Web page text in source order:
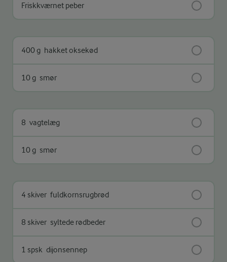
Friskkværnet peber
400 g hakket oksekød
10 g smør
8 vagtelæg
10 g smør
4 skiver fuldkornsrugbrød
8 skiver syltede rødbeder
1 spsk dijonsennep